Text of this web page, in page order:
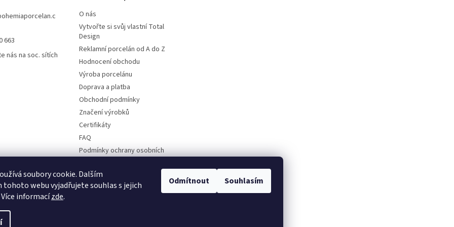
soubory cookie. Dalším
tohoto webu vyjadřujete souhlas s jejich
informacízde.
Odmítnout Souhlasím
663
nás na soc. sítích
O nás
Vytvořte si svůj vlastní Total
Design
Reklamní porcelán od A do Z
Hodnocení obchodu
Výroba porcelánu
Doprava a platba
Obchodní podmínky
Značení výrobků
Certifikáty
FAQ
Podmínky ochrany osobních
údajů
Ruční malba
Kontakty